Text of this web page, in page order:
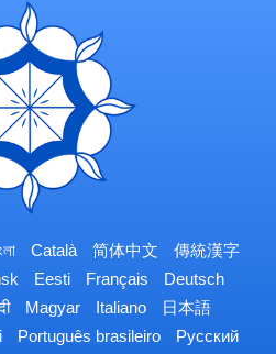
Català 简体中文
傳統漢字
Eesti Français
Deutsch
Magyar Italiano
日本語
Português brasileiro Русский